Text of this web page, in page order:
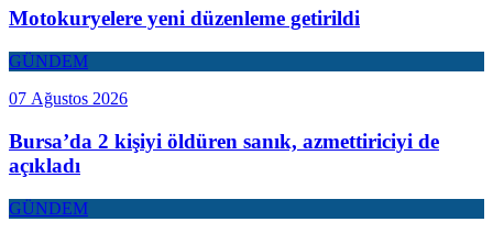
Motokuryelere yeni düzenleme getirildi
GÜNDEM
07 Ağustos 2026
Bursa’da 2 kişiyi öldüren sanık, azmettiriciyi de
açıkladı
GÜNDEM